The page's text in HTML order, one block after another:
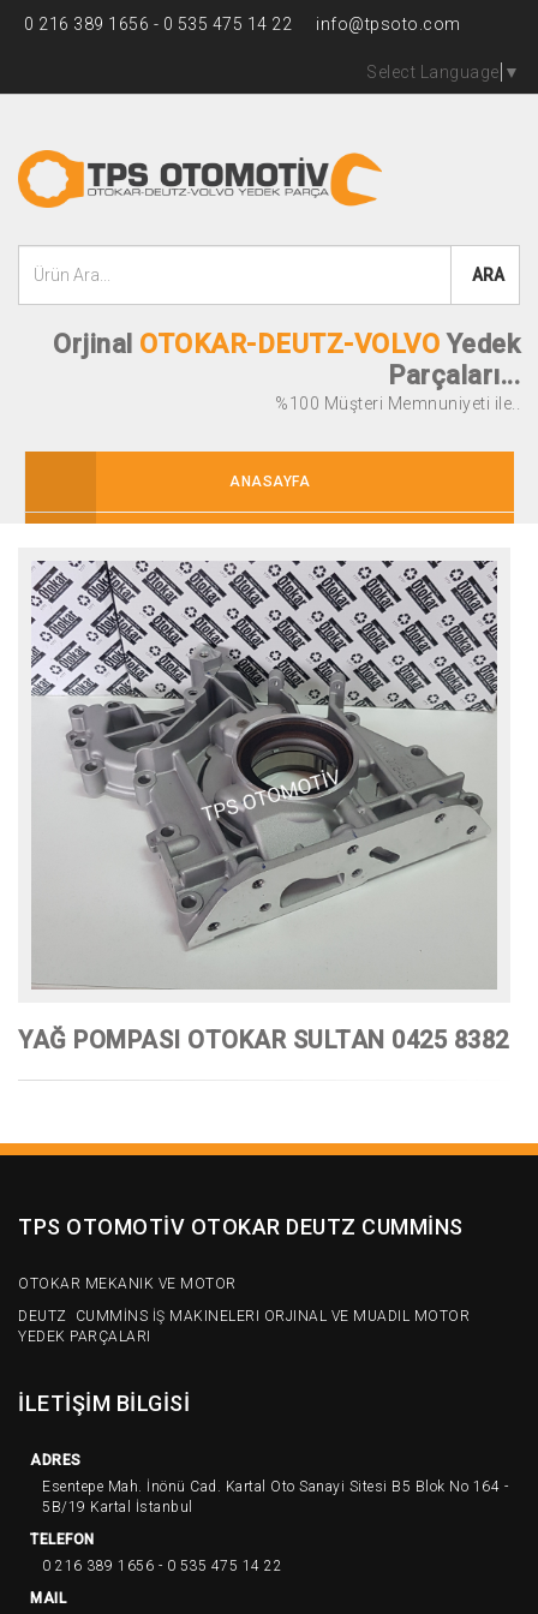
0 216 389 1656 - 0 535 475 14 22 info@tpsoto.com
Select Language ▼
ARA
Orjinal OTOKAR-DEUTZ-VOLVOYedek
Parçaları...
%100 Müşteri Memnuniyeti ile..
ANASAYFA
ÜRÜNLER
MARKALARIMIZ
İLETİŞİM
YAĞ POMPASI OTOKAR SULTAN 0425 8382
TPS OTOMOTİV OTOKAR DEUTZ CUMMİNS
OTOKAR MEKANIK VE MOTOR
DEUTZ CUMMİNS İŞ MAKINELERI ORJINAL VE MUADIL MOTOR
YEDEK PARÇALARI
İLETİŞİM BİLGİSİ
ADRES
Esentepe Mah. İnönü Cad. Kartal Oto Sanayi Sitesi B5 Blok No 164 -
5B/19 Kartal İstanbul
TELEFON
0 216 389 1656 - 0 535 475 14 22
MAIL